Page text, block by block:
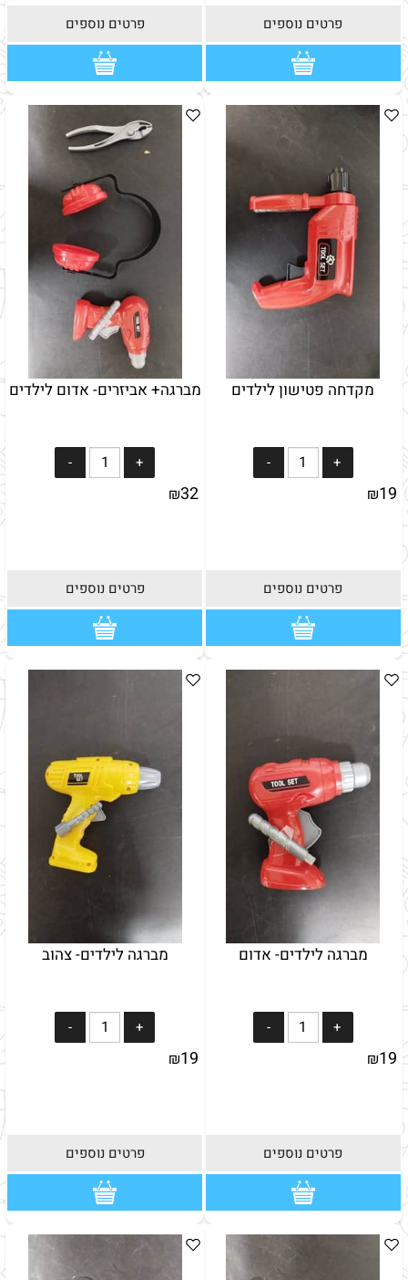
פרטים נוספים פרטים נוספים
מקדחה פטישון לילדים
₪19
פרטים נוספים
מברגה+ אביזרים- אדום לילדים
₪32
פרטים נוספים
מברגה לילדים- אדום
₪19
פרטים נוספים
מברגה לילדים- צהוב
₪19
פרטים נוספים